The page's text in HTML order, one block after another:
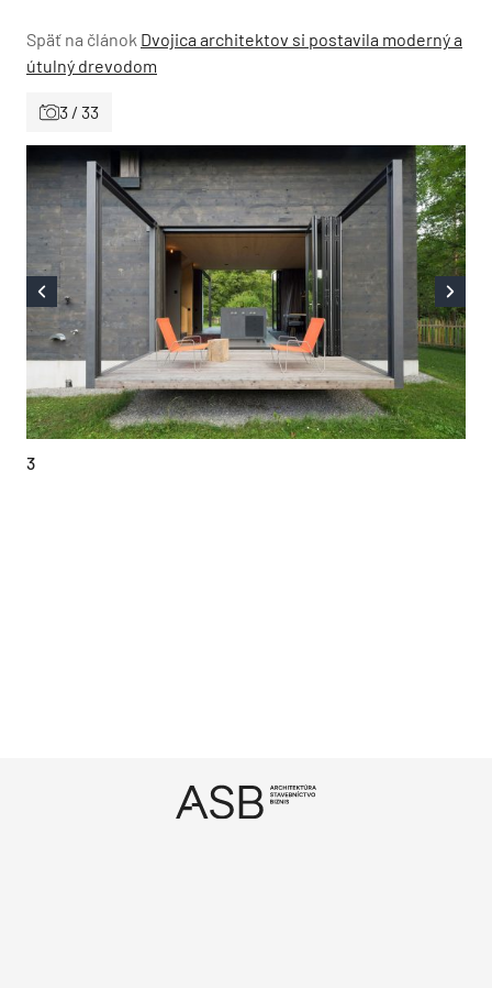
Späť na článok Dvojica architektov si postavila moderný a
útulný drevodom
3 / 33
3